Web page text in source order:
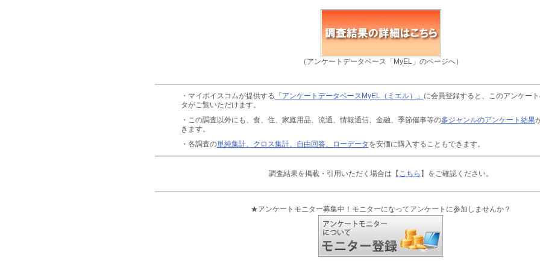
（アンケートデータベース「MyEL」のページへ）
・マイボイスコムが提供する 「アンケートデータベースMyEL（ミエル）」 に会員登録すると、このアンケー
タがご覧いただけます。
・この調査以外にも、食、住、家庭用品、流通、情報通信、金融、季節催事等の多ジャンルのアンケート結果
きます。
・各調査の単純集計、クロス集計、自由回答、ローデータ を安価に購入することもできます。
調査結果を掲載・引用いただく場合は【 こちら 】をご確認ください。
★アンケートモニター募集中！モニターになってアンケートに参加しませんか？